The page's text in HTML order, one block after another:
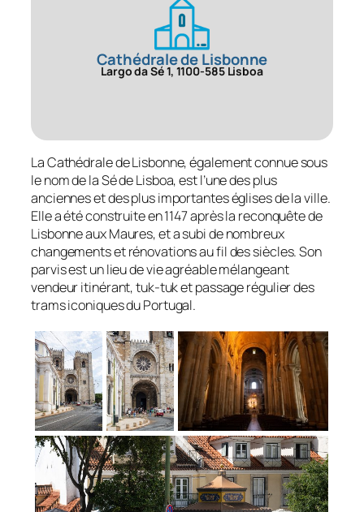
Cathédrale de Lisbonne
Largo da Sé 1, 1100-585 Lisboa
La Cathédrale de Lisbonne, également connue sous
le nom de la Sé de Lisboa, est l’une des plus
anciennes et des plus importantes églises de la ville.
Elle a été construite en 1147 après la reconquête de
Lisbonne aux Maures, et a subi de nombreux
changements et rénovations au fil des siècles. Son
parvis est un lieu de vie agréable mélangeant
vendeur itinérant, tuk-tuk et passage régulier des
trams iconiques du Portugal.